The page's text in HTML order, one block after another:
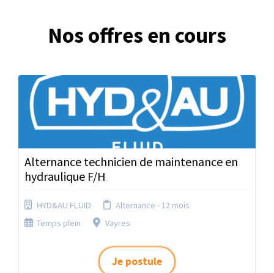
Nos offres en cours
Alternance technicien de maintenance en
hydraulique F/H
HYD&AU FLUID
Alternance - 12 mois
Temps plein
Vayres
Je postule